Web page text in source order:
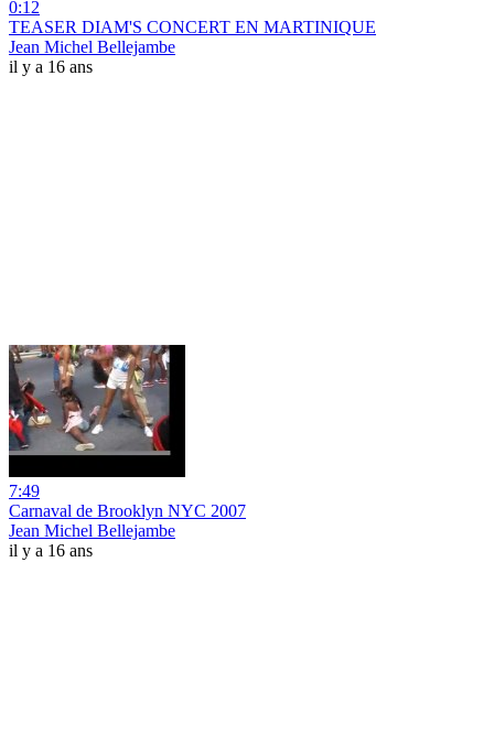
0:12
TEASER DIAM'S CONCERT EN MARTINIQUE
Jean Michel Bellejambe
il y a 16 ans
7:49
Carnaval de Brooklyn NYC 2007
Jean Michel Bellejambe
il y a 16 ans